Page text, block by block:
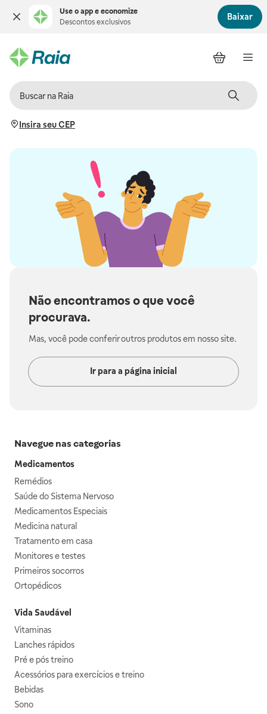
Use o app e economize
Descontos exclusivos
Baixar
Insira seu CEP
Não encontramos o que você
procurava.
Mas, você pode conferir outros produtos em nosso site.
Ir para a página inicial
Navegue nas categorias
Medicamentos
Remédios
Saúde do Sistema Nervoso
Medicamentos Especiais
Medicina natural
Tratamento em casa
Monitores e testes
Primeiros socorros
Ortopédicos
Vida Saudável
Vitaminas
Lanches rápidos
Pré e pós treino
Acessórios para exercícios e treino
Bebidas
Sono